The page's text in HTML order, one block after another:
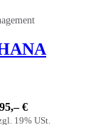
€
19% USt.